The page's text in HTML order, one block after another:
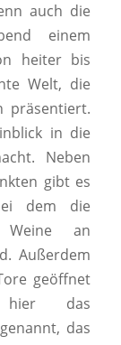
auch die
einem
heiter bis
Welt, die
präsentiert.
in die
Neben
gibt es
dem die
Weine an
Außerdem
geöffnet
hier das
das